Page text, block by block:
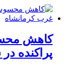
کاهش
پراکنده